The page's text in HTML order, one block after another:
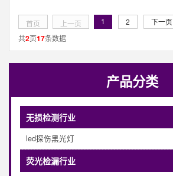
首页 上一页 1 2 下一页
共2页17条数据
产品分类
无损检测行业
led探伤黑光灯
荧光检漏行业